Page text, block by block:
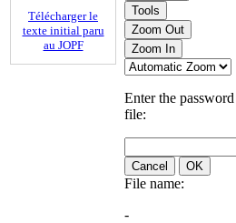
Télécharger le
texte initial paru
au JOPF
Tools
Zoom Out
Zoom In
Enter the
file:
Cancel OK
File name:
-